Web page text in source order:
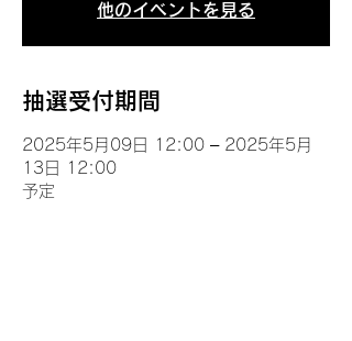
他のイベントを見る
抽選受付期間
2025年5月09日 12:00 – 2025年5月
13日 12:00
予定